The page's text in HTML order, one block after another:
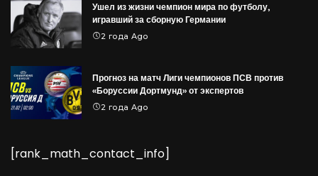
Ушел из жизни чемпион мира по футболу,
игравший за сборную Германии
2 года Ago
Прогноз на матч Лиги чемпионов ПСВ против
«Боруссии Дортмунд» от экспертов
2 года Ago
[rank_math_contact_info]